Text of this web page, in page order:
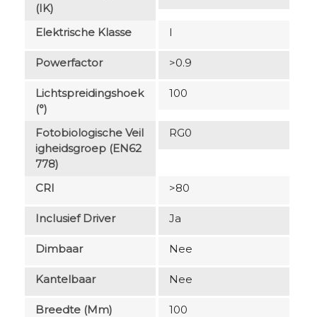
(IK)
Elektrische Klasse I
Powerfactor >0.9
Lichtspreidingshoek
(°)
100
Fotobiologische Veil
Igheidsgroep (EN62
778)
RG0
CRI >80
Inclusief Driver Ja
Dimbaar Nee
Kantelbaar Nee
Breedte (mm) 100